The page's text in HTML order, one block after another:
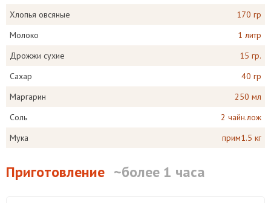
Хлопья овсяные
170 гр
Молоко
1 литр
Дрожжи сухие
15 гр.
Сахар
40 гр
Маргарин
250 мл
Соль
2 чайн.лож
Мука
прим1.5 кг
Приготовление ~более 1 часа